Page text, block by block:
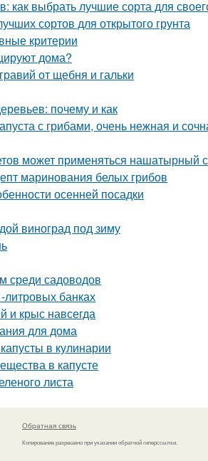
выбрать лучшие сорта для
сортов для открытого грунта
критерии
дома?
от щебня и гальки
почему и как
с грибами, очень нежная и
может применяться нашатырный
маринования белых грибов
осенней посадки
виноград под зиму
среди садоводов
литровых банках
и крыс навсегда
для дома
в кулинарии
в капусте
листа
Обратная связь
Копирование разрешено при указании обратной гиперссылки.